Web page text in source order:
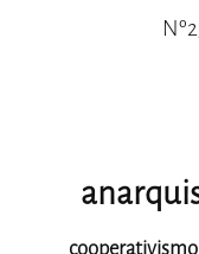
cooperativismo